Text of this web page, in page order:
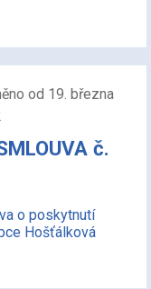
od 19. března
č.
o poskytnutí
Hošťálková